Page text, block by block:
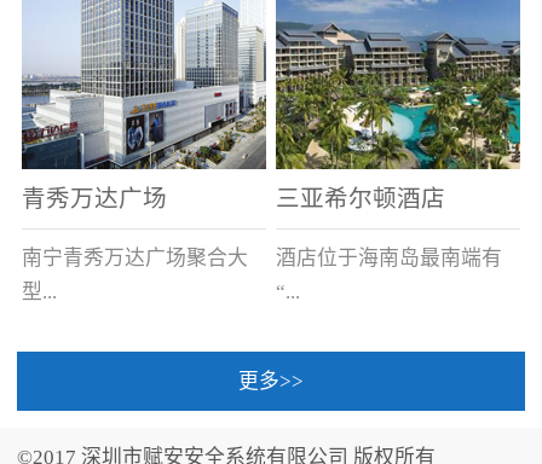
青秀万达广场
南宁青秀万达广场聚合大
型...
三亚希尔顿酒店
酒店位于海南岛最南端有
“...
中国的海岛天堂”之美称的
更多>>
©2017 深圳市赋安安全系统有限公司 版权所有